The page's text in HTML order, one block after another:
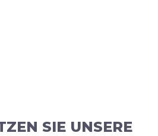
SIE UNSERE